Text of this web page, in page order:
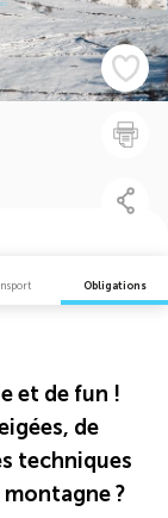
Obligations
et de fun !
de
techniques
?